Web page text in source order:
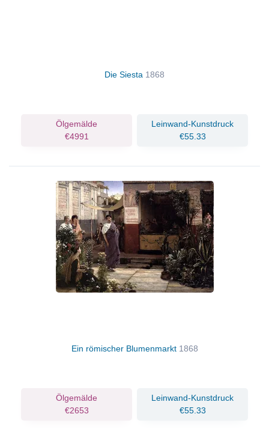
Die Siesta 1868
Ölgemälde
€4991
Leinwand-Kunstdruck
€55.33
Ein römischer Blumenmarkt 1868
Ölgemälde
€2653
Leinwand-Kunstdruck
€55.33